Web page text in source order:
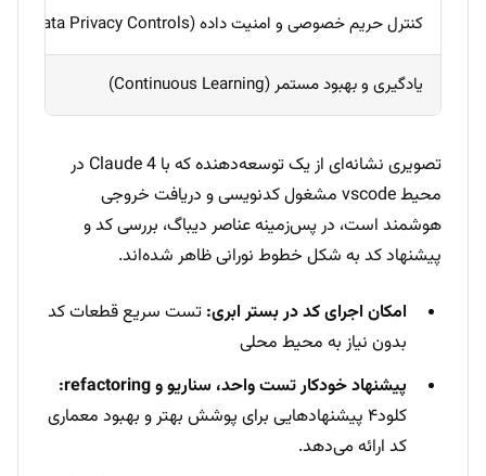
کنترل حریم خصوصی و امنیت داده (Data Privacy Controls)
یادگیری و بهبود مستمر (Continuous Learning)
تصویری نشانه‌ای از یک توسعه‌دهنده که با Claude 4 در
محیط vscode مشغول کدنویسی و دریافت خروجی
هوشمند است، در پس‌زمینه عناصر دیباگ، بررسی کد و
پیشنهاد کد به شکل خطوط نورانی ظاهر شده‌اند.
امکان اجرای کد در بستر ابری: تست سریع قطعات کد
بدون نیاز به محیط محلی
پیشنهاد خودکار تست واحد، سناریو و refactoring:
کلود۴ پیشنهادهایی برای پوشش بهتر و بهبود معماری
کد ارائه می‌دهد.